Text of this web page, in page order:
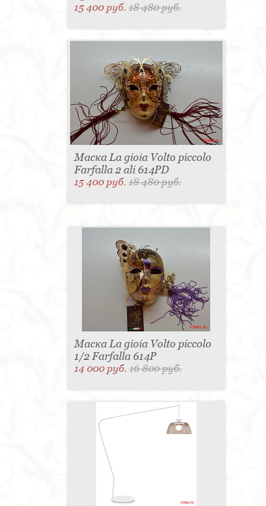
15 400 руб.18 480 руб.
Маска La gioia Volto piccolo
Farfalla 2 ali 614PD
15 400 руб.18 480 руб.
Маска La gioia Volto piccolo
1/2 Farfalla 614P
14 000 руб.16 800 руб.